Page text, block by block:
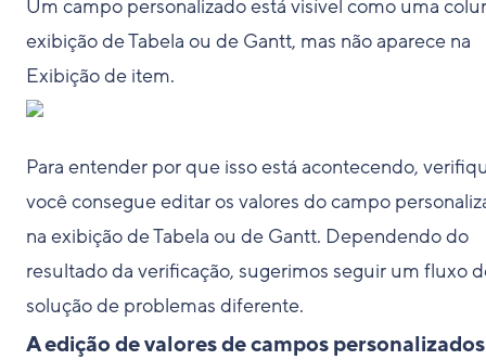
Um campo personalizado está visível como uma
exibição de Tabela ou de Gantt, mas não aparece na
Exibição de item.
Para entender por que isso está acontecendo,
você consegue editar os valores do campo
na exibição de Tabela ou de Gantt. Dependendo do
resultado da verificação, sugerimos seguir um fluxo
solução de problemas diferente.
A edição de valores de campos personalizados